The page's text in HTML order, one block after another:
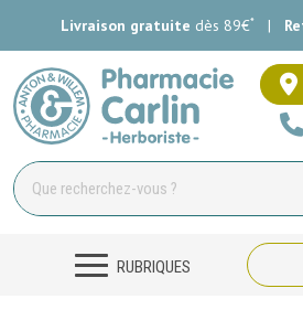
Livraison gratuite dès 89€* |
RUBRIQUES